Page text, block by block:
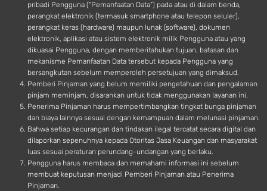
pribadi Pengguna (“Pemanfaatan Data”) pada atau di dalam benda,
perangkat elektronik (termasuk smartphone atau telepon seluler),
perangkat keras (hardware) maupun lunak (software), dokumen
elektronik, aplikasi atau sistem elektronik milik Pengguna atau yang
dikuasai Pengguna, dengan memberitahukan tujuan, batasan dan
mekanisme Pemanfaatan Data tersebut kepada Pengguna yang
bersangkutan sebelum memperoleh persetujuan yang dimaksud.
Pemberi Pinjaman yang belum memiliki pengetahuan dan pengalaman
pinjam meminjam, disarankan untuk tidak menggunakan layanan ini.
Penerima Pinjaman harus mempertimbangkan tingkat bunga pinjaman
dan biaya lainnya sesuai dengan kemampuan dalam melunasi pinjaman.
Bahwa setiap kecurangan dan tindakan ilegal tercatat secara digital dan
dilaporkan sepenuhnya kepada Otoritas Jasa Keuangan dan masyarakat
luas sesuai peraturan perundang-undangan yang berlaku.
Pengguna harus membaca dan memahami informasi ini sebelum
membuat keputusan menjadi Pemberi Pinjaman atau Penerima
Pinjaman.